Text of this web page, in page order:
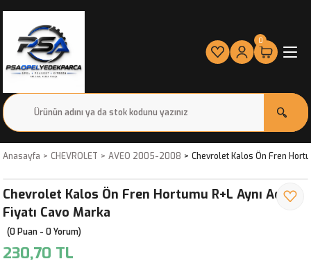
0
Anasayfa CHEVROLET AVEO 2005-2008 Chevrolet Kalos Ön Fren
Chevrolet Kalos Ön Fren Hortumu R+L Aynı Adet
Fiyatı Cavo Marka
(0 Puan - 0 Yorum)
230,70 TL